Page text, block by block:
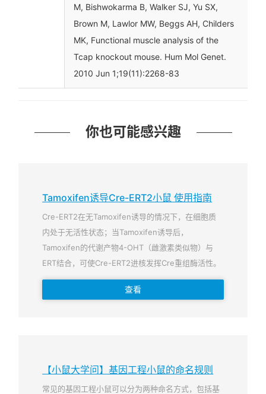
M, Bishwokarma B, Walker SJ, Yu SX,
Brown M, Lawlor MW, Beggs AH, Childers
MK, Functional muscle analysis of the
Tcap knockout mouse. Hum Mol Genet.
2010 Jun 1;19(11):2268-83
你也可能感兴趣
Tamoxifen诱导Cre-ERT2小鼠 使用指南
Cre-ERT2在无Tamoxifen诱导的情况下，在细胞质
内处于无活性状态；当Tamoxifen诱导后，
Tamoxifen的代谢产物4-OHT（雌激素类似物）与
ERT结合，可使Cre-ERT2进核发挥Cre重组酶活性。
查看
【小鼠大学问】基因工程小鼠的命名规则
常见的基因工程小鼠可以分为两种命名方式，包括基